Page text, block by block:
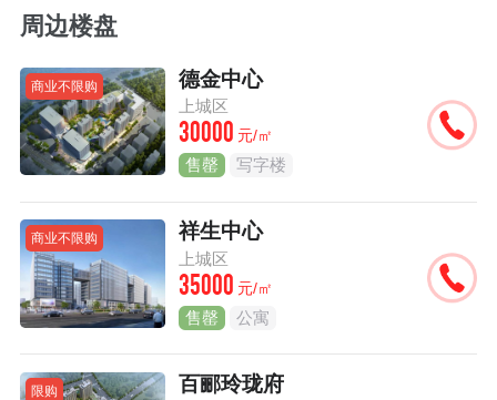
周边楼盘
商业不限购 德金中心
上城区
30000 元/㎡
售罄 写字楼
商业不限购 祥生中心
上城区
35000 元/㎡
售罄 公寓
限购 百郦玲珑府